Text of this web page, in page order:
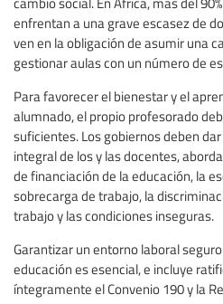
enfrentan a una grave escasez de
ven en la obligación de asumir una
gestionar aulas con un número de
Para favorecer el bienestar y el
alumnado, el propio profesorado
suficientes. Los gobiernos deben
integral de los y las docentes,
de financiación de la educación, la
sobrecarga de trabajo, la
trabajo y las condiciones inseguras.
Garantizar un entorno laboral
educación es esencial, e incluye
íntegramente el Convenio 190 y la